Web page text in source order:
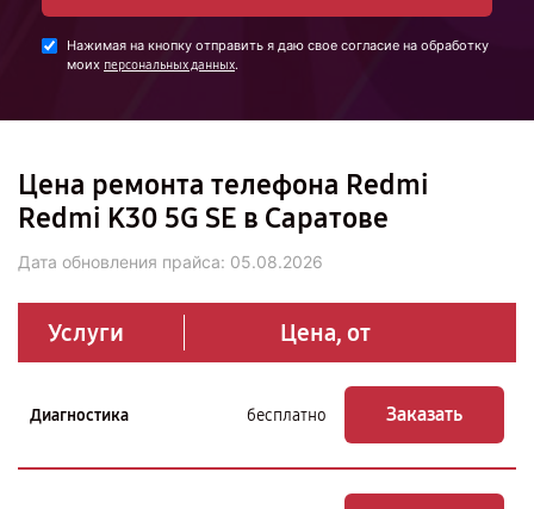
Нажимая на кнопку отправить я даю свое согласие на обработку
моих персональных данных.
Цена ремонта телефона Redmi
Redmi K30 5G SE в Саратове
Дата обновления прайса: 05.08.2026
Услуги Цена, от
Диагностика бесплатно Заказать